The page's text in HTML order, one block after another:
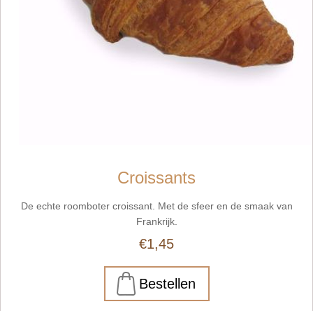
Croissants
De echte roomboter croissant. Met de sfeer en de smaak van
Frankrijk.
€1,45